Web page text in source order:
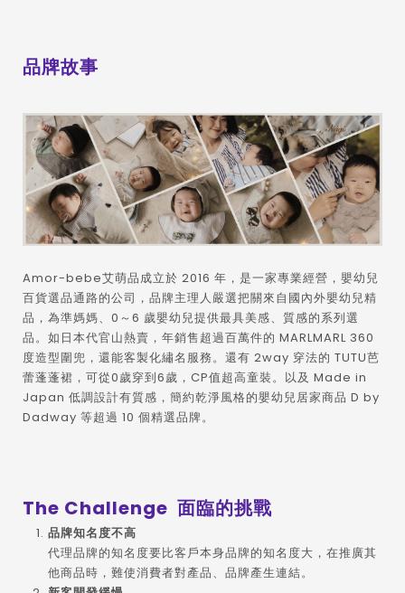
品牌故事
Amor-bebe艾萌品成立於 2016 年，是一家專業經營，嬰幼兒
百貨選品通路的公司，品牌主理人嚴選把關來自國內外嬰幼兒精
品，為準媽媽、0～6 歲嬰幼兒提供最具美感、質感的系列選
品。如日本代官山熱賣，年銷售超過百萬件的 MARLMARL 360
度造型圍兜，還能客製化繡名服務。還有 2way 穿法的 TUTU芭
蕾蓬蓬裙，可從0歲穿到6歲，CP值超高童裝。以及 Made in
Japan 低調設計有質感，簡約乾淨風格的嬰幼兒居家商品 D by
Dadway 等超過 10 個精選品牌。
The Challenge 面臨的挑戰
品牌知名度不高
代理品牌的知名度要比客戶本身品牌的知名度大，在推廣其
他商品時，難使消費者對產品、品牌產生連結。